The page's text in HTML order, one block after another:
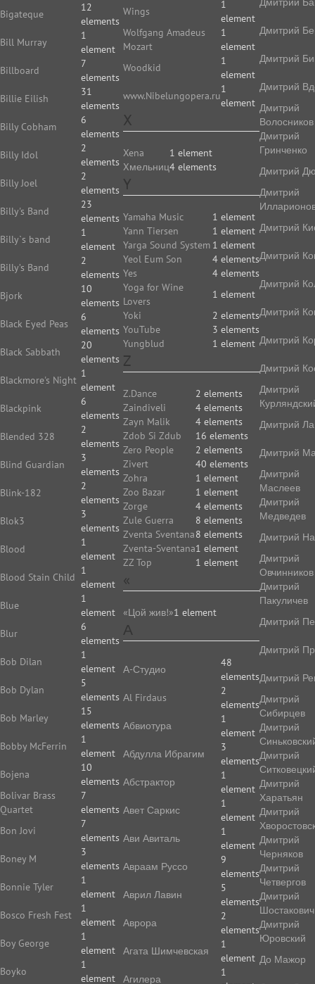
Bigateque
12
elements
Bill Murray
1
element
Billboard
7
elements
Billie Eilish
31
elements
Billy Cobham
6
elements
Billy Idol
2
elements
Billy Joel
2
elements
Billy's Band
23
elements
Billy`s band
1
element
Billy’s Band
2
elements
Bjork
10
elements
Black Eyed Peas
6
elements
Black Sabbath
20
elements
Blackmore's Night
1
element
Blackpink
6
elements
Blended 328
2
elements
Blind Guardian
3
elements
Blink-182
2
elements
Blok3
3
elements
Blood
1
element
Blood Stain Child
1
element
Blue
1
element
Blur
6
elements
Bob Dilan
1
element
Bob Dylan
5
elements
Bob Marley
15
elements
Bobby McFerrin
1
element
Bojena
10
elements
Bolivar Brass
Quartet
7
elements
Bon Jovi
7
elements
Boney M
3
elements
Bonnie Tyler
1
element
Bosco Fresh Fest
1
element
Boy George
1
element
Boyko
1
element
Wings
1
element
Wolfgang Amadeus
Mozart
1
element
Woodkid
1
element
www.Nibelungopera.ru
1
element
X
Xena
1 element
Xмельниц4 elements
Y
Yamaha Music
1 element
Yann Tiersen
1 element
Yarga Sound System 1 element
Yeol Eum Son
4 elements
Yes
4 elements
Yoga for Wine
Lovers
1 element
Yoki
2 elements
YouTube
3 elements
Yungblud
1 element
Z
Z.Dance
2 elements
Zaindiveli
4 elements
Zayn Malik
4 elements
Zdob Si Zdub
16 elements
Zero People
2 elements
Zivert
40 elements
Zohra
1 element
Zoo Bazar
1 element
Zorge
4 elements
Zule Guerra
8 elements
Zventa Sventana8 elements
Zventa-Sventana1 element
ZZ Top
1 element
«
«Цой жив!»1 element
А
А-Студио
48
elements
Аl Firdaus
2
elements
Абвиотура
1
element
Абдулла Ибрагим
3
elements
Абстрактор
1
element
Авет Саркис
1
element
Ави Авиталь
1
element
Авраам Руссо
9
elements
Аврил Лавин
5
elements
Аврора
2
elements
Агата Шимчевская
1
element
Агилера
1
Дмитрий
Дмитрий
Дмитрий
Дмитрий
Волосников
Дмитрий
Гринченко
Дмитрий
Дмитрий
Дмитрий
Дмитрий
Дмитрий
Дмитрий
Дмитрий
Дмитрий
Дмитрий
Дмитрий
Дмитрий
Дмитрий
Маслеев
Дмитрий
Медведев
Дмитрий
Дмитрий
Овчинников
Дмитрий
Пакуличев
Дмитрий
Дмитрий
Дмитрий
Дмитрий
Сибирцев
Дмитрий
Дмитрий
Дмитрий
Харатьян
Дмитрий
Дмитрий
Черняков
Дмитрий
Четвергов
Дмитрий
Шостакович
Дмитрий
Юровский
До Мажор